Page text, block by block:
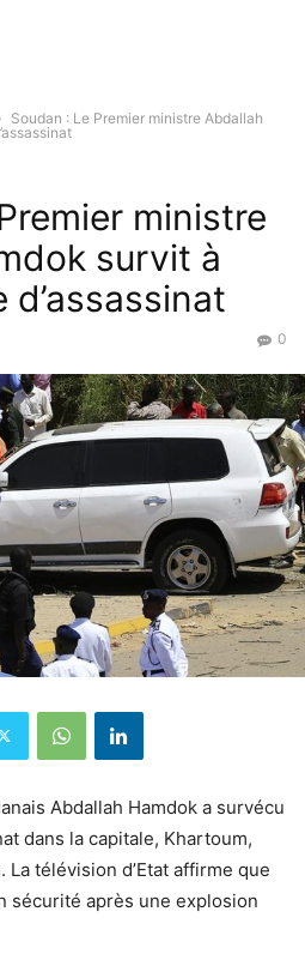
Soudan : Le Premier ministre Abdallah
ministre
survit à
0
Abdallah Hamdok a survécu
dans la capitale, Khartoum,
télévision d’Etat affirme que
sécurité après une explosion